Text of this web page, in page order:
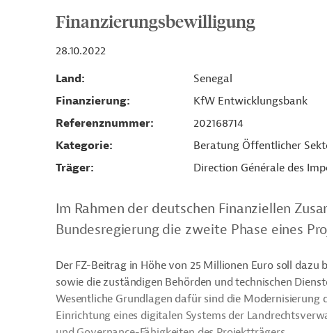
Finanzierungsbewilligung
28.10.2022
Land
Senegal
Finanzierung
KfW Entwicklungsbank
Referenznummer
202168714
Kategorie
Beratung Öffentlicher
Träger
Direction Générale des
Im Rahmen der deutschen Finanziellen
Bundesregierung die zweite Phase eines
Der FZ-Beitrag in Höhe von 25 Millionen Euro soll
sowie die zuständigen Behörden und technischen
Wesentliche Grundlagen dafür sind die
Einrichtung eines digitalen Systems der